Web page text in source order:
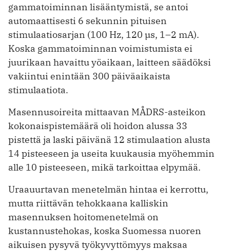
gammatoiminnan lisääntymistä, se antoi
automaattisesti 6 sekunnin pituisen
stimulaatiosarjan (100 Hz, 120 µs, 1–2 mA).
Koska gammatoiminnan voimistumista ei
juurikaan havaittu yöaikaan, laitteen säädöksi
vakiintui enintään 300 päiväaikaista
stimulaatiota.
Masennusoireita mittaavan MÅDRS-asteikon
kokonaispistemäärä oli hoidon alussa 33
pistettä ja laski päivänä 12 stimulaation alusta
14 pisteeseen ja useita kuukausia myöhemmin
alle 10 pisteeseen, mikä tarkoittaa elpymää.
Uraauurtavan menetelmän hintaa ei kerrottu,
mutta riittävän tehokkaana kalliskin
masennuksen hoitomenetelmä on
kustannustehokas, koska Suomessa nuoren
aikuisen pysyvä työkyvyttömyys maksaa